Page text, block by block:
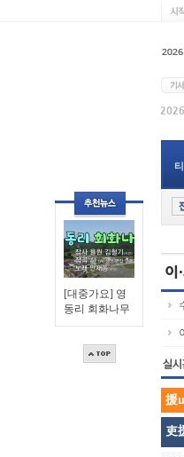
[대중가요] 영
동리 회화나무
援
吏